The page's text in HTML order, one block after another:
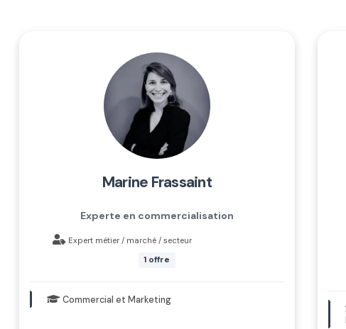
marine frassaint
Experte en commercialisation
Expert métier / marché / secteur
1 offre
Commercial et Marketing